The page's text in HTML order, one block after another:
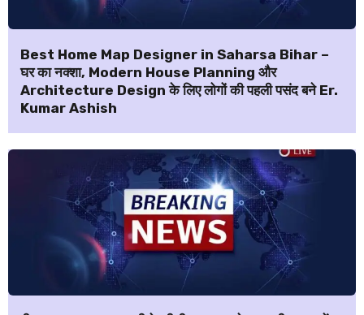
Best Home Map Designer in Saharsa Bihar –
घर का नक्शा, Modern House Planning और
Architecture Design के लिए लोगों की पहली पसंद बने Er.
Kumar Ashish